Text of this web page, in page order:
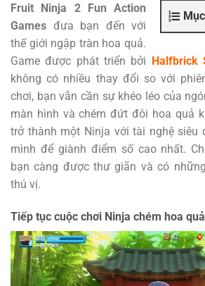
Fruit Ninja 2 Fun Action
Games đưa bạn đến với
thế giới ngập tràn hoa quả.
Game được phát triển bởi
Halfbrick
không có nhiều thay đổi so với
chơi, bạn vẫn cần sự khéo léo của
màn hình và chém đứt đôi hoa quả
trở thành một Ninja với tài nghệ siêu
mình để giành điểm số cao nhất.
bạn càng được thư giãn và có
thú vị.
Tiếp tục cuộc chơi Ninja chém hoa quả